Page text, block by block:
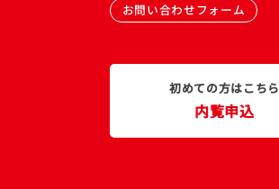
お問い合わせフォーム
初めての方はこちら
内覧申込